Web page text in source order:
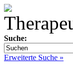
Suche:
Erweiterte Suche »